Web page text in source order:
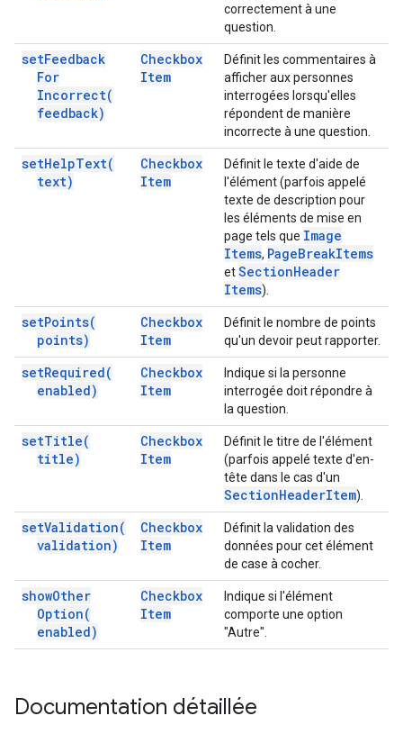
correctement à une
question.
setFeedback
For
Incorrect(
feedback)
Checkbox
Item
Définit les commentaires à
afficher aux personnes
interrogées lorsqu'elles
répondent de manière
incorrecte à une question.
setHelpText(
text)
Checkbox
Item
Définit le texte d'aide de
l'élément (parfois appelé
texte de description pour
les éléments de mise en
page tels que Image
Items, PageBreakItems
etSectionHeader
Items).
setPoints(
points)
Checkbox
Item
Définit le nombre de points
qu'un devoir peut rapporter.
setRequired(
enabled)
Checkbox
Item
Indique si la personne
interrogée doit répondre à
la question.
setTitle(
title)
Checkbox
Item
Définit le titre de l'élément
(parfois appelé texte d'en-
tête dans le cas d'un
SectionHeaderItem).
setValidation(
validation)
Checkbox
Item
Définit la validation des
données pour cet élément
de case à cocher.
showOther
Option(
enabled)
Checkbox
Item
Indique si l'élément
comporte une option
"Autre".
Documentation détaillée